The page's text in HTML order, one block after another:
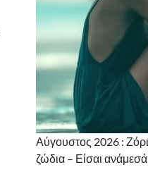
Αύγουστος 2026 :
ζώδια – Είσαι